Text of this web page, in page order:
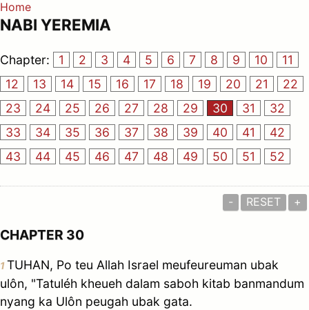
Home
NABI YEREMIA
Chapter: 1 2 3 4 5 6 7 8 9 10
11
12
13 14 15 16 17 18 19 20 21
22
23
24 25 26 27 28 29 30 31
32
33
34 35 36 37 38 39 40 41
42
43
44 45 46 47 48 49 50 51 52
- RESET +
CHAPTER 30
1TUHAN, Po teu Allah Israel meufeureuman ubak
ulôn, "Tatuléh kheueh dalam saboh kitab banmandum
nyang ka Ulôn peugah ubak gata.